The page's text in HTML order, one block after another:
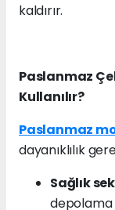
kaldırır.
Paslanmaz
Kullanılır?
Paslanmaz
dayanıklılık
Sağlık
depolama